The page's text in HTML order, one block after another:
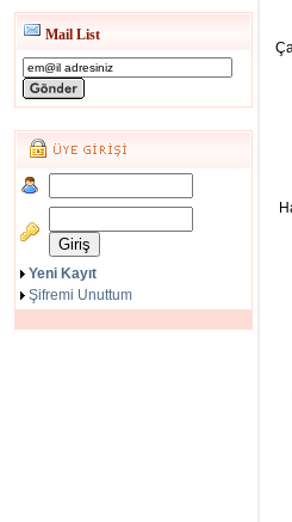
Mail List
Yeni Kayıt
Şifremi Unuttum